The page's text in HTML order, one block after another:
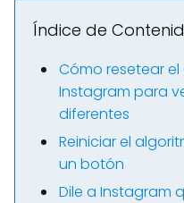
Índice de
Cómo resetear
Instagram para
diferentes
Reiniciar el
un botón
Dile a Instagram